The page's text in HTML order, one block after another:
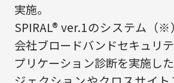
実施。
SPIRAL® ver.1のシステム（
会社ブロードバンドセキュリ
プリケーション診断を実施し